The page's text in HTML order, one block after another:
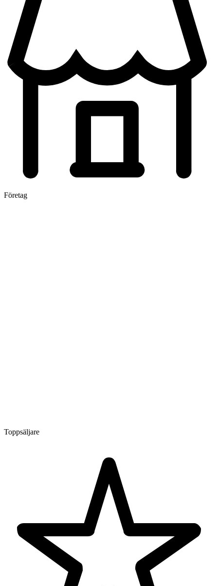
Företag
Toppsäljare